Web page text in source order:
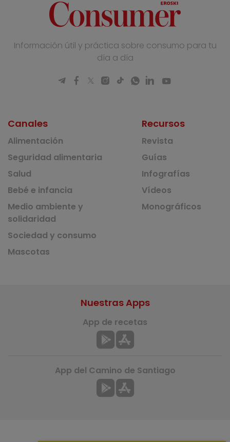
Información útil y práctica sobre consumo para tu
día a día
Canales
Alimentación
Seguridad alimentaria
Salud
Bebé e infancia
Medio ambiente y
solidaridad
Sociedad y consumo
Mascotas
Recursos
Revista
Guías
Infografías
Vídeos
Monográficos
Nuestras Apps
App de recetas
App del Camino de Santiago